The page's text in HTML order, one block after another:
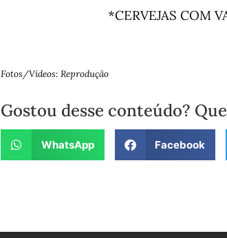
*CERVEJAS COM
Fotos/Vídeos: Reprodução
Gostou desse conteúdo?
WhatsApp Facebook